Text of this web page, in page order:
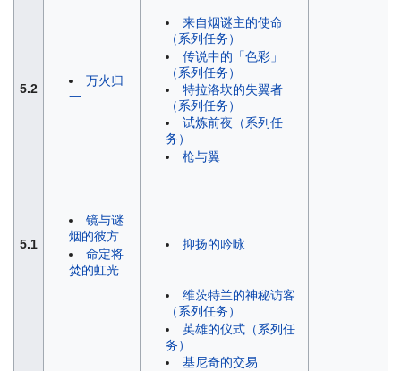
5.2
万火归
一
来自烟谜主的使命
（系列任务）
传说中的「色彩」
（系列任务）
特拉洛坎的失翼者
（系列任务）
试炼前夜（系列任
务）
枪与翼
5.1
镜与谜
烟的彼方
命定将
焚的虹光
抑扬的吟咏
维茨特兰的神秘访客
（系列任务）
英雄的仪式（系列任
务）
基尼奇的交易